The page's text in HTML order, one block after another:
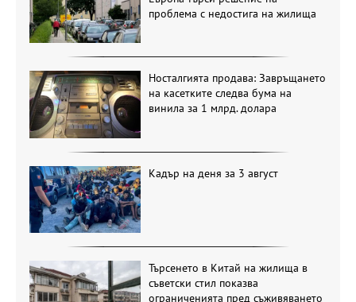
проблема с недостига на жилища
Носталгията продава: Завръщането
на касетките следва бума на
винила за 1 млрд. долара
Кадър на деня за 3 август
Търсенето в Китай на жилища в
съветски стил показва
ограниченията пред съживяването